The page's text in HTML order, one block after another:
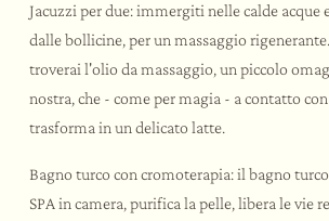
Jacuzzi per due: immergiti nelle calde acque
dalle bollicine, per un massaggio
troverai l'olio da massaggio, un piccolo
nostra, che - come per magia - a contatto
trasforma in un delicato latte.
Bagno turco con cromoterapia: il bagno
SPA in camera, purifica la pelle, libera le vie